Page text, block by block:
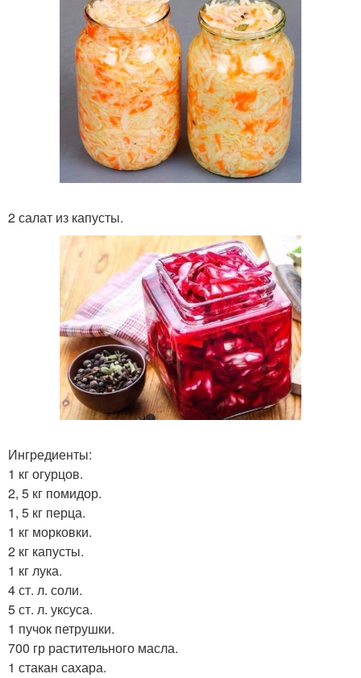
2 салат из капусты.
Ингредиенты:
1 кг огурцов.
2, 5 кг помидор.
1, 5 кг перца.
1 кг морковки.
2 кг капусты.
1 кг лука.
4 ст. л. соли.
5 ст. л. уксуса.
1 пучок петрушки.
700 гр растительного масла.
1 стакан сахара.